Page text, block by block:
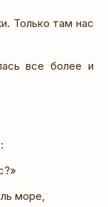
Только там нас
все более и
море,